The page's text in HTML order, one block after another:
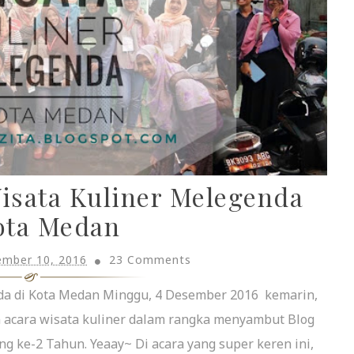
Kuliner Melegenda
Medan
10, 2016 23 Comments
di Kota Medan Minggu, 4 Desember 2016 kemarin,
wisata kuliner dalam rangka menyambut Blog
ke-2 Tahun. Yeaay~ Di acara yang super keren ini,